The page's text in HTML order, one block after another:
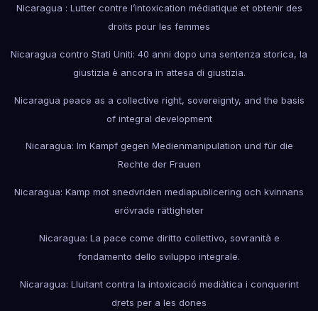
Nicaragua : Lutter contre l’intoxication médiatique et obtenir des
droits pour les femmes
Nicaragua contro Stati Uniti: 40 anni dopo una sentenza storica, la
giustizia è ancora in attesa di giustizia.
Nicaragua peace as a collective right, sovereignty, and the basis
of integral development
Nicaragua: Im Kampf gegen Medienmanipulation und für die
Rechte der Frauen
Nicaragua: Kamp mot snedvriden mediapublicering och kvinnans
erövrade rättigheter
Nicaragua: La pace come diritto collettivo, sovranità e
fondamento dello sviluppo integrale.
Nicaragua: Lluitant contra la intoxicació mediàtica i conquerint
drets per a les dones